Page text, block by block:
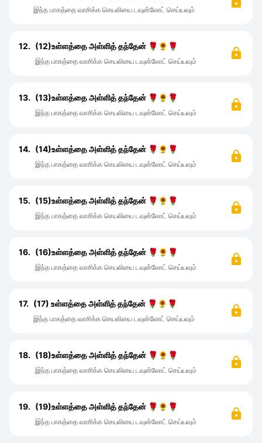
இந்த பாகத்தை வாசிக்க செயலியை டவுன்லோட் செய்யவும்
12. (12)உள்ளத்தை அள்ளித் தந்தேன் 🌹🌻🌹
இந்த பாகத்தை வாசிக்க செயலியை டவுன்லோட் செய்யவும்
13. (13)உள்ளத்தை அள்ளித் தந்தேன் 🌹🌻🌹
இந்த பாகத்தை வாசிக்க செயலியை டவுன்லோட் செய்யவும்
14. (14)உள்ளத்தை அள்ளித் தந்தேன் 🌹🌻🌹
இந்த பாகத்தை வாசிக்க செயலியை டவுன்லோட் செய்யவும்
15. (15)உள்ளத்தை அள்ளித் தந்தேன் 🌹🌻🌹
இந்த பாகத்தை வாசிக்க செயலியை டவுன்லோட் செய்யவும்
16. (16)உள்ளத்தை அள்ளித் தந்தேன் 🌹🌻🌹
இந்த பாகத்தை வாசிக்க செயலியை டவுன்லோட் செய்யவும்
17. (17) உள்ளத்தை அள்ளித் தந்தேன் 🌹🌻🌹
இந்த பாகத்தை வாசிக்க செயலியை டவுன்லோட் செய்யவும்
18. (18)உள்ளத்தை அள்ளித் தந்தேன் 🌹🌻🌹
இந்த பாகத்தை வாசிக்க செயலியை டவுன்லோட் செய்யவும்
19. (19)உள்ளத்தை அள்ளித் தந்தேன் 🌹🌻🌹
இந்த பாகத்தை வாசிக்க செயலியை டவுன்லோட் செய்யவும்